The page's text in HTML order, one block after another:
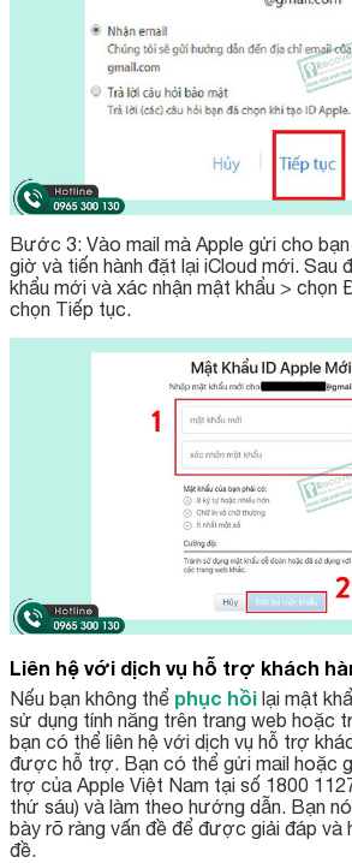
Bước 3: Vào mail mà Apple gửi cho
giờ và tiến hành đặt lại iCloud mới. Sau
khẩu mới và xác nhận mật khẩu > chọn
chọn Tiếp tục.
Liên hệ với dịch vụ hỗ trợ khách
Nếu bạn không thể phục hồi lại mật
sử dụng tính năng trên trang web hoặc
bạn có thể liên hệ với dịch vụ hỗ trợ
được hỗ trợ. Bạn có thể gửi mail hoặc
trợ của Apple Việt Nam tại số 1800
thứ sáu) và làm theo hướng dẫn. Bạn
bày rõ ràng vấn đề để được giải đáp và
đề.